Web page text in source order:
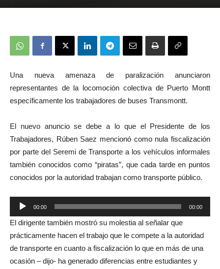
Una nueva amenaza de paralización anunciaron
representantes de la locomoción colectiva de Puerto Montt
específicamente los trabajadores de buses Transmontt.
El nuevo anuncio se debe a lo que el Presidente de los
Trabajadores, Rúben Saez mencionó como nula fiscalización
por parte del Seremi de Transporte a los vehículos informales
también conocidos como “piratas”, que cada tarde en puntos
conocidos por la autoridad trabajan como transporte público.
Reproductor
de
audio
00:00 00:00
El dirigente también mostró su molestia al señalar que
prácticamente hacen el trabajo que le compete a la autoridad
de transporte en cuanto a fiscalización lo que en más de una
ocasión – dijo- ha generado diferencias entre estudiantes y